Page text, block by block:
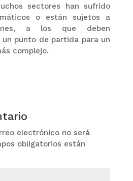
sectores han sufrido
o están sujetos a
a los que deben
un punto de partida para un
complejo.
electrónico no será
obligatorios están